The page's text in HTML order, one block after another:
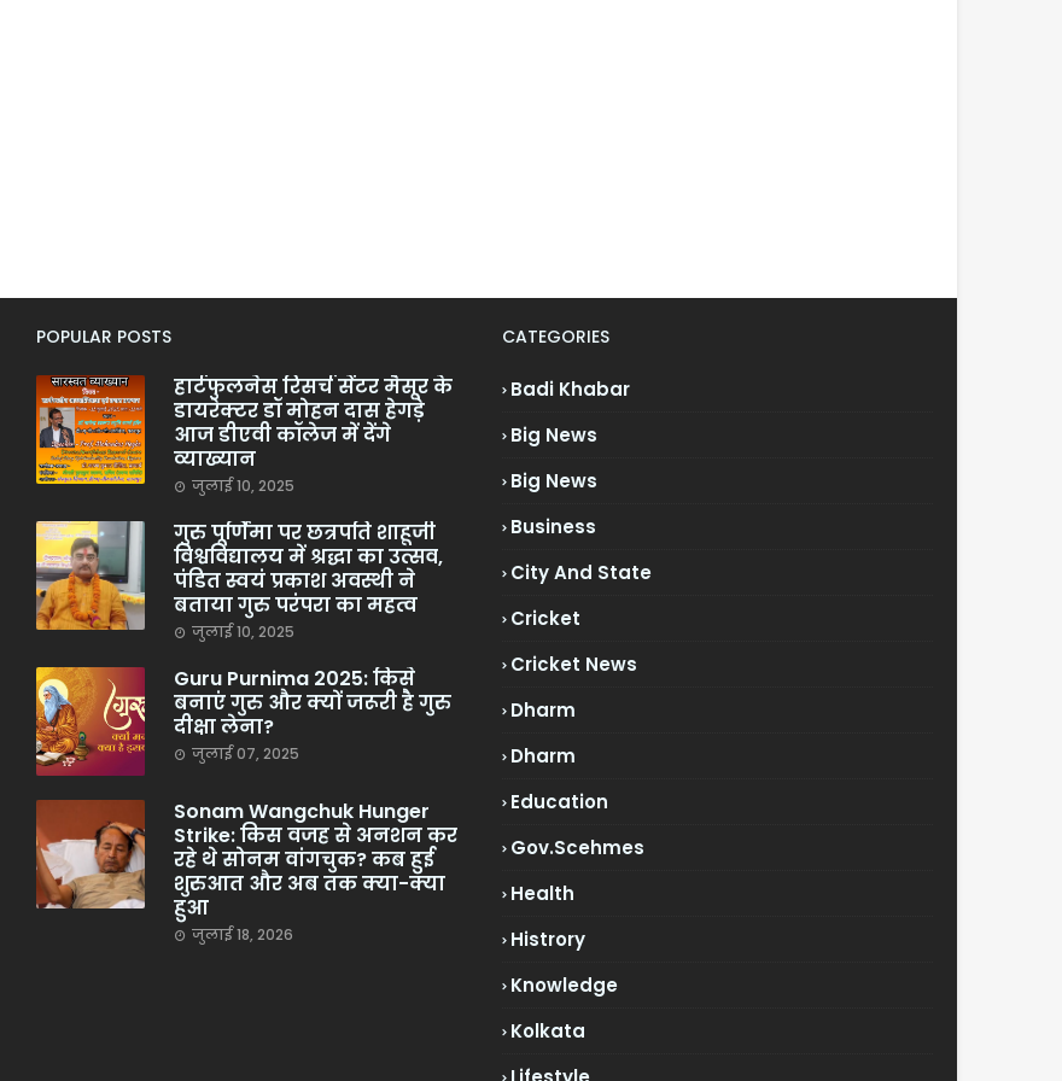
POPULAR POSTS
हार्टफुलनेस रिसर्च सेंटर मैसूर के
डायरेक्टर डॉ मोहन दास हेगड़े
आज डीएवी कॉलेज में देंगे
व्याख्यान
जुलाई 10, 2025
गुरु पूर्णिमा पर छत्रपति शाहूजी
विश्वविद्यालय में श्रद्धा का उत्सव,
पंडित स्वयं प्रकाश अवस्थी ने
बताया गुरु परंपरा का महत्व
जुलाई 10, 2025
Guru Purnima 2025: किसे
बनाएं गुरु और क्यों जरूरी है गुरु
दीक्षा लेना?
जुलाई 07, 2025
Sonam Wangchuk Hunger
Strike: किस वजह से अनशन कर
रहे थे सोनम वांगचुक? कब हुई
शुरुआत और अब तक क्या-क्या
हुआ
जुलाई 18, 2026
CATEGORIES
Badi Khabar
Big News
Big News
Business
City And State
Cricket
Cricket News
Dharm
Dharm
Education
Gov.scehmes
Health
Histrory
Knowledge
Kolkata